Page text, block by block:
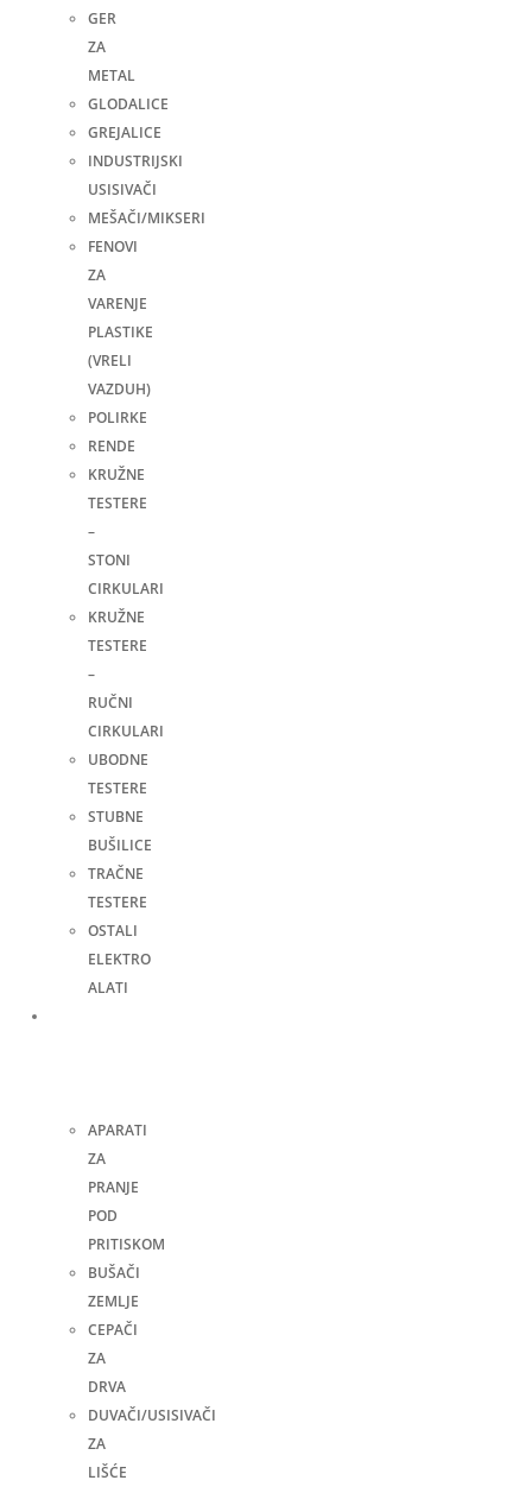
GER
ZA
METAL
GLODALICE
GREJALICE
INDUSTRIJSKI
USISIVAČI
MEŠAČI/MIKSERI
FENOVI
ZA
VARENJE
PLASTIKE
(VRELI
VAZDUH)
POLIRKE
RENDE
KRUŽNE
TESTERE
–
STONI
CIRKULARI
KRUŽNE
TESTERE
–
RUČNI
CIRKULARI
UBODNE
TESTERE
STUBNE
BUŠILICE
TRAČNE
TESTERE
OSTALI
ELEKTRO
ALATI
APARATI
ZA
PRANJE
POD
PRITISKOM
BUŠAČI
ZEMLJE
CEPAČI
ZA
DRVA
DUVAČI/USISIVAČI
ZA
LIŠĆE